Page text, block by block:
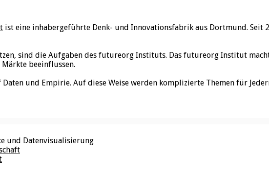
ist eine inhabergeführte Denk- und Innovationsfabrik aus Dortmund. Seit
sind die Aufgaben des futureorg Instituts. Das futureorg Institut
beeinflussen.
und Empirie. Auf diese Weise werden komplizierte Themen für
und Datenvisualisierung